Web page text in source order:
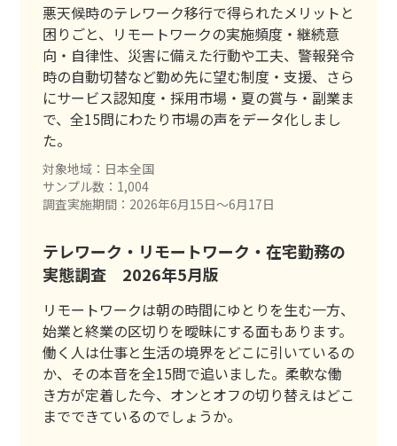
悪天候時のテレワーク移行で得られたメリットと
困りごと、リモートワークの実施頻度・継続意
向・自律性、災害に備えた行動や工夫、警報発令
時の自動切替など勤め先に望む制度・支援、さら
にサービス認知度・採用市場・夏の賞与・副業ま
で、全15問にわたり市場の声をデータ化しまし
た。
対象地域：日本全国
サンプル数：1,004
調査実施期間：2026年6月15日〜6月17日
テレワーク・リモートワーク・在宅勤務の
実態調査 2026年5月版
リモートワークは朝の時間にゆとりを生む一方、
始業と終業の区切りを曖昧にする面もあります。
働く人は仕事と生活の境界をどこに引いているの
か、その本音を全15問で追いました。柔軟な働
き方が定着した今、オンとオフの切り替えはどこ
までできているのでしょうか。